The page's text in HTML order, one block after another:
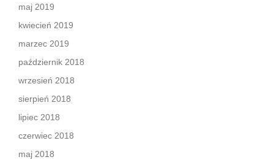
maj 2019
kwiecień 2019
marzec 2019
październik 2018
wrzesień 2018
sierpień 2018
lipiec 2018
czerwiec 2018
maj 2018